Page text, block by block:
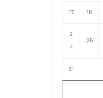
17 18
2
4
25
31